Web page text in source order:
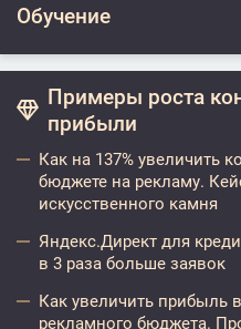
Обучение
Примеры роста
прибыли
Как на 137% увеличить
бюджете на рекламу.
искусственного камня
Яндекс.Директ для
в 3 раза больше заявок
Как увеличить прибыль
рекламного бюджета.